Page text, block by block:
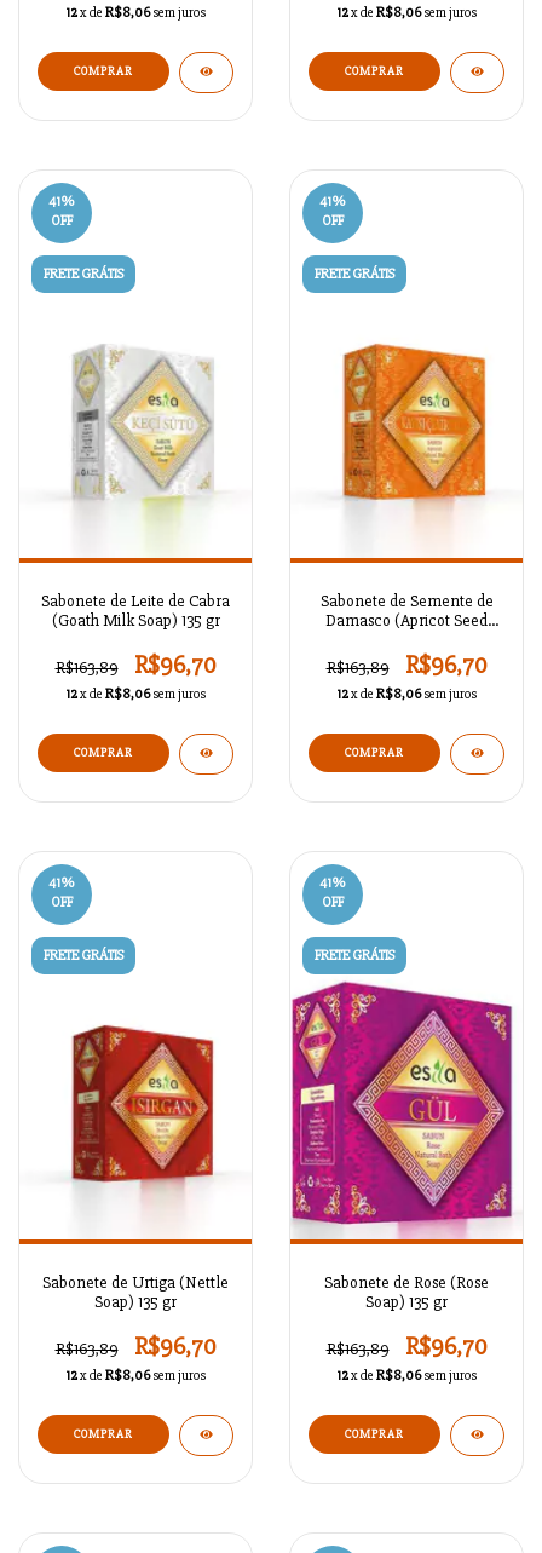
12x de R$8,06 sem juros 12x de R$8,06 sem juros
41%
OFF
FRETE GRÁTIS
Sabonete de Leite de Cabra
(Goath Milk Soap) 135 gr
R$163,89 R$96,70
12x de R$8,06 sem juros
41%
OFF
FRETE GRÁTIS
Sabonete de Semente de
Damasco (Apricot Seed
R$163,89
R$96,70
12x de R$8,06 sem juros
41%
OFF
FRETE GRÁTIS
Sabonete de Urtiga (Nettle
Soap) 135 gr
R$163,89 R$96,70
12x de R$8,06 sem juros
41%
OFF
FRETE GRÁTIS
Sabonete de Rose (Rose
Soap) 135 gr
R$163,89 R$96,70
12x de R$8,06 sem juros